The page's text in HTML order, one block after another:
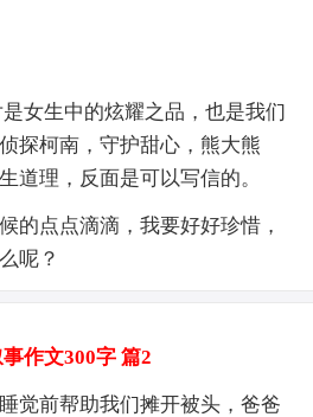
女生中的炫耀之品，也是我们
探柯南，守护甜心，熊大熊
理，反面是可以写信的。
的点点滴滴，我要好好珍惜，
呢？
作文300字 篇2
觉前帮助我们摊开被头，爸爸